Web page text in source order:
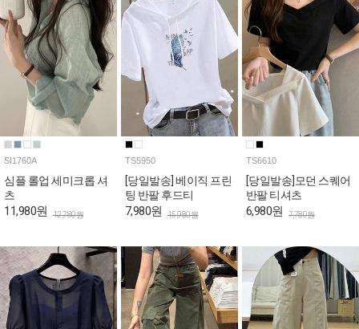
SI1760A
심플 롤업 세미크롭 셔
츠
11,980원 12,780원
TS5950
[당일발송] 베이직 프린
팅 반팔 후드티
7,980원 15,980원
TS6610
[당일발송]모던 스퀘어
반팔 티셔츠
6,980원 7,780원